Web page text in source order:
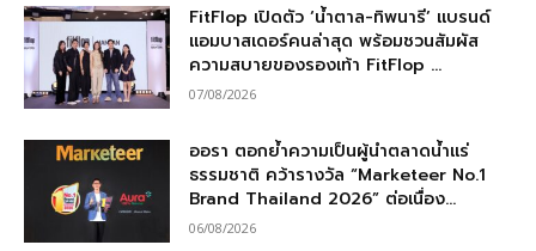
FitFlop เปิดตัว ‘น้ำตาล-ทิพนารี’ แบรนด์
แอมบาสเดอร์คนล่าสุด พร้อมชวนสัมผัส
ความสบายของรองเท้า FitFlop ...
07/08/2026
ออรา ตอกย้ำความเป็นผู้นำตลาดน้ำแร่
ธรรมชาติ คว้ารางวัล “Marketeer No.1
Brand Thailand 2026” ต่อเนื่อง...
06/08/2026